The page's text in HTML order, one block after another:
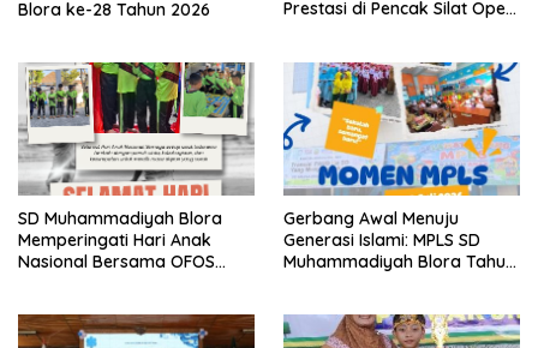
Blora ke-28 Tahun 2026
Prestasi di Pencak Silat Open
SD Muhammadiyah Blora
Memperingati Hari Anak
Nasional Bersama OFOS
Gerbang Awal Menuju
Generasi Islami: MPLS SD
Muhammadiyah Blora Tahun